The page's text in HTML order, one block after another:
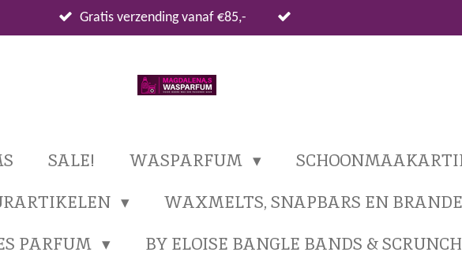
Gratis verzending vanaf €85,-
SALE! WASPARFUM
WAXMELTS, SNAPBARS EN
PARFUM
BY ELOISE BANGLE BANDS &